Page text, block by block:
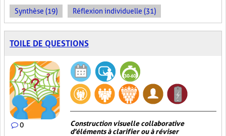
Synthèse (19) Réflexion individuelle (31)
TOILE DE QUESTIONS
0
Construction visuelle collaborative
d'éléments à clarifier ou à réviser